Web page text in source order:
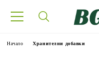
Начало Хранителни добавки